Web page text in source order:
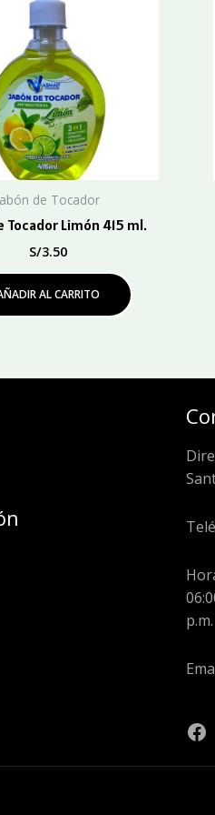
de Tocador
Tocador Limón 415 ml.
S/3.50
AL CARRITO
p.m.